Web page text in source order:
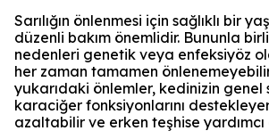
Sarılığın önlenmesi için sağlıklı bir
düzenli bakım önemlidir. Bununla
nedenleri genetik veya enfeksiyöz
her zaman tamamen
yukarıdaki önlemler, kedinizin genel
karaciğer fonksiyonlarını
azaltabilir ve erken teşhise yardımcı